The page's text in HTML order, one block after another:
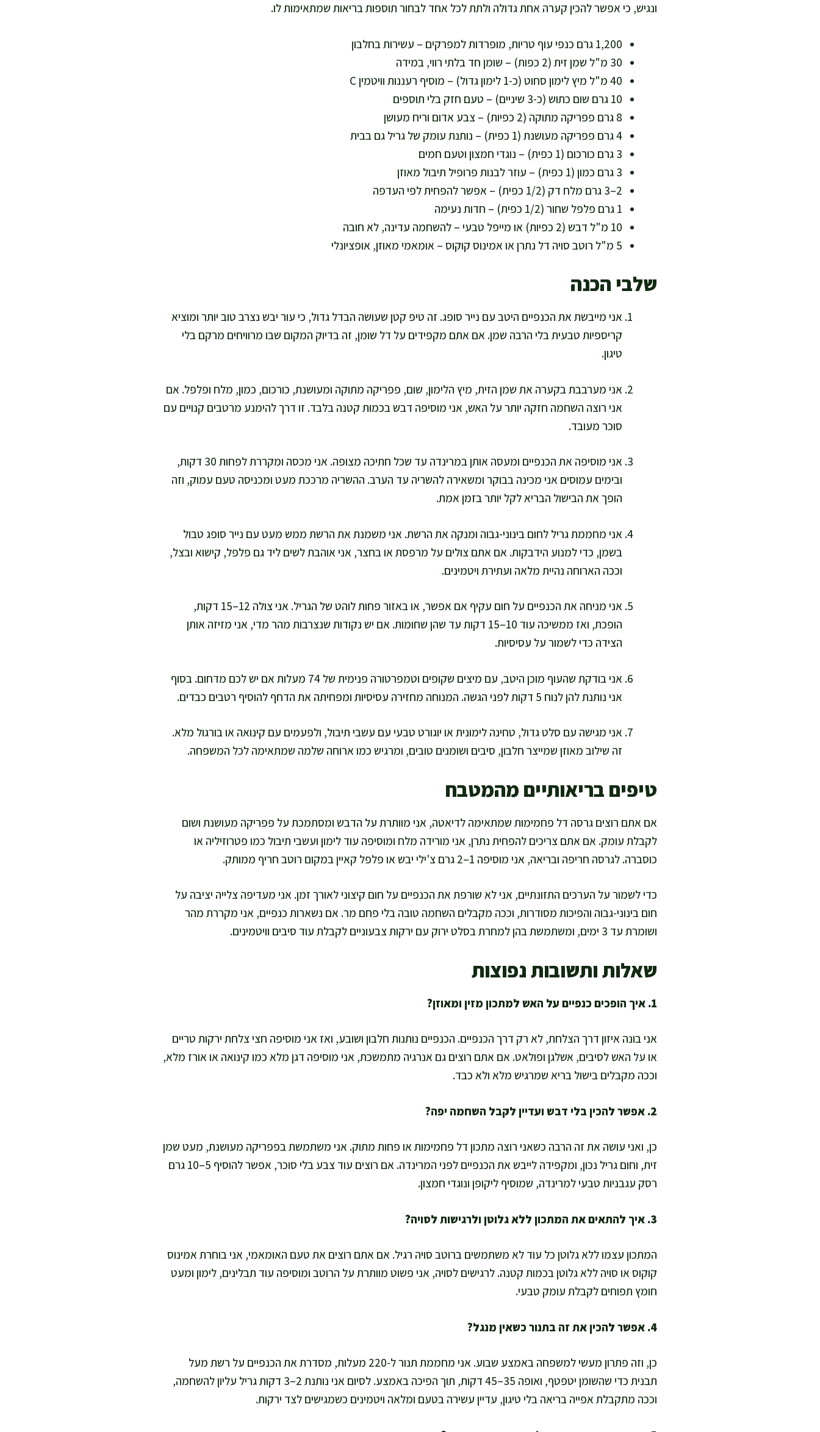
ונגיש, כי אפשר להכין קערה אחת גדולה ולתת לכל אחד לבחור תוספות בריאות שמתאימות לו.
1,200 גרם כנפי עוף טריות, מופרדות למפרקים – עשירות בחלבון
30 מ"ל שמן זית (2 כפות) – שומן חד בלתי רווי, במידה
40 מ"ל מיץ לימון סחוט (כ-1 לימון גדול) – מוסיף רעננות וויטמין C
10 גרם שום כתוש (כ-3 שיניים) – טעם חזק בלי תוספים
8 גרם פפריקה מתוקה (2 כפיות) – צבע אדום וריח מעושן
4 גרם פפריקה מעושנת (1 כפית) – נותנת עומק של גריל גם בבית
3 גרם כורכום (1 כפית) – נוגדי חמצון וטעם חמים
3 גרם כמון (1 כפית) – עוזר לבנות פרופיל תיבול מאוזן
2–3 גרם מלח דק (1/2 כפית) – אפשר להפחית לפי העדפה
1 גרם פלפל שחור (1/2 כפית) – חדות נעימה
10 מ"ל דבש (2 כפיות) או מייפל טבעי – להשחמה עדינה, לא חובה
5 מ"ל רוטב סויה דל נתרן או אמינוס קוקוס – אומאמי מאוזן, אופציונלי
שלבי הכנה
אני מייבשת את הכנפיים היטב עם נייר סופג. זה טיפ קטן שעושה הבדל גדול, כי עור יבש נצרב טוב יותר ומוציא
קריספיות טבעית בלי הרבה שמן. אם אתם מקפידים על דל שומן, זה בדיוק המקום שבו מרוויחים מרקם בלי
טיגון.
אני מערבבת בקערה את שמן הזית, מיץ הלימון, שום, פפריקה מתוקה ומעושנת, כורכום, כמון, מלח ופלפל. אם
אני רוצה השחמה חזקה יותר על האש, אני מוסיפה דבש בכמות קטנה בלבד. זו דרך להימנע מרטבים קנויים עם
סוכר מעובד.
אני מוסיפה את הכנפיים ומעסה אותן במרינדה עד שכל חתיכה מצופה. אני מכסה ומקררת לפחות 30 דקות,
ובימים עמוסים אני מכינה בבוקר ומשאירה להשריה עד הערב. ההשריה מרככת מעט ומכניסה טעם עמוק, וזה
הופך את הבישול הבריא לקל יותר בזמן אמת.
אני מחממת גריל לחום בינוני-גבוה ומנקה את הרשת. אני משמנת את הרשת ממש מעט עם נייר סופג טבול
בשמן, כדי למנוע הידבקות. אם אתם צולים על מרפסת או בחצר, אני אוהבת לשים ליד גם פלפל, קישוא ובצל,
וככה הארוחה נהיית מלאה ועתירת ויטמינים.
אני מניחה את הכנפיים על חום עקיף אם אפשר, או באזור פחות לוהט של הגריל. אני צולה 12–15 דקות,
הופכת, ואז ממשיכה עוד 10–15 דקות עד שהן שחומות. אם יש נקודות שנצרבות מהר מדי, אני מזיזה אותן
הצידה כדי לשמור על עסיסיות.
אני בודקת שהעוף מוכן היטב, עם מיצים שקופים וטמפרטורה פנימית של 74 מעלות אם יש לכם מדחום. בסוף
אני נותנת להן לנוח 5 דקות לפני הגשה. המנוחה מחזירה עסיסיות ומפחיתה את הדחף להוסיף רטבים כבדים.
אני מגישה עם סלט גדול, טחינה לימונית או יוגורט טבעי עם עשבי תיבול, ולפעמים עם קינואה או בורגול מלא.
זה שילוב מאוזן שמייצר חלבון, סיבים ושומנים טובים, ומרגיש כמו ארוחה שלמה שמתאימה לכל המשפחה.
טיפים בריאותיים מהמטבח
אם אתם רוצים גרסה דל פחמימות שמתאימה לדיאטה, אני מוותרת על הדבש ומסתמכת על פפריקה מעושנת ושום
לקבלת עומק. אם אתם צריכים להפחית נתרן, אני מורידה מלח ומוסיפה עוד לימון ועשבי תיבול כמו פטרוזיליה או
כוסברה. לגרסה חריפה ובריאה, אני מוסיפה 1–2 גרם צ'ילי יבש או פלפל קאיין במקום רוטב חריף ממותק.
כדי לשמור על הערכים התזונתיים, אני לא שורפת את הכנפיים על חום קיצוני לאורך זמן. אני מעדיפה צלייה יציבה על
חום בינוני-גבוה והפיכות מסודרות, וככה מקבלים השחמה טובה בלי פחם מר. אם נשארות כנפיים, אני מקררת מהר
ושומרת עד 3 ימים, ומשתמשת בהן למחרת בסלט ירוק עם ירקות צבעוניים לקבלת עוד סיבים וויטמינים.
שאלות ותשובות נפוצות
1. איך הופכים כנפיים על האש למתכון מזין ומאוזן?
אני בונה איזון דרך הצלחת, לא רק דרך הכנפיים. הכנפיים נותנות חלבון ושובע, ואז אני מוסיפה חצי צלחת ירקות טריים
או על האש לסיבים, אשלגן ופולאט. אם אתם רוצים גם אנרגיה מתמשכת, אני מוסיפה דגן מלא כמו קינואה או אורז מלא,
וככה מקבלים בישול בריא שמרגיש מלא ולא כבד.
2. אפשר להכין בלי דבש ועדיין לקבל השחמה יפה?
כן, ואני עושה את זה הרבה כשאני רוצה מתכון דל פחמימות או פחות מתוק. אני משתמשת בפפריקה מעושנת, מעט שמן
זית, וחום גריל נכון, ומקפידה לייבש את הכנפיים לפני המרינדה. אם רוצים עוד צבע בלי סוכר, אפשר להוסיף 5–10 גרם
רסק עגבניות טבעי למרינדה, שמוסיף ליקופן ונוגדי חמצון.
3. איך להתאים את המתכון ללא גלוטן ולרגישות לסויה?
המתכון עצמו ללא גלוטן כל עוד לא משתמשים ברוטב סויה רגיל. אם אתם רוצים את טעם האומאמי, אני בוחרת אמינוס
קוקוס או סויה ללא גלוטן בכמות קטנה. לרגישים לסויה, אני פשוט מוותרת על הרוטב ומוסיפה עוד תבלינים, לימון ומעט
חומץ תפוחים לקבלת עומק טבעי.
4. אפשר להכין את זה בתנור כשאין מנגל?
כן, וזה פתרון מעשי למשפחה באמצע שבוע. אני מחממת תנור ל-220 מעלות, מסדרת את הכנפיים על רשת מעל
תבנית כדי שהשומן יטפטף, ואופה 35–45 דקות, תוך הפיכה באמצע. לסיום אני נותנת 2–3 דקות גריל עליון להשחמה,
וככה מתקבלת אפייה בריאה בלי טיגון, עדיין עשירה בטעם ומלאה ויטמינים כשמגישים לצד ירקות.